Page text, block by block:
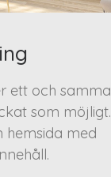
ett och samma
som möjligt.
med